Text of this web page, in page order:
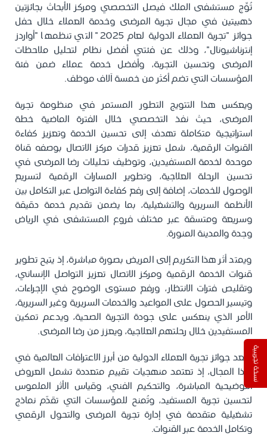
تُوِّج مستشفى الملك فيصل التخصصي ومركز الأبحاث بجائزتين
ذهبيتين في مجال تجربة المرضى وخدمة العملاء خلال حفل
جوائز "تجربة العملاء الدولية لعام 2025" التي تنظمها "أواردز
إنترناشيونال"، وذلك عن فئتي أفضل نظام لتحليل ملاحظات
المرضى وتحسين التجربة، وأفضل خدمة عملاء ضمن فئة
المؤسسات التي تضم أكثر من خمسة آلاف موظف.
ويعكس هذا التتويج التطور المستمر في منظومة تجربة
المرضى، حيث نفذ التخصصي خلال الفترة الماضية خطة
استراتيجية متكاملة تهدف إلى تحسين الخدمة وتعزيز كفاءة
القنوات الرقمية، شمل تعزيز قدرات مركز الاتصال بوصفه قناة
موحدة لخدمة المستفيدين، وتوظيف تحليلات رضا المرضى في
تحسين الرحلة العلاجية، وتطوير المسارات الرقمية لتسريع
الوصول للخدمات، إضافة إلى رفع كفاءة التواصل عبر التكامل بين
الأنظمة السريرية والتشغيلية، بما يضمن تقديم خدمة دقيقة
وسريعة ومتسقة عبر مختلف فروع المستشفى في الرياض
وجدة والمدينة المنورة.
ويمتد أثر هذا التكريم إلى المريض بصورة مباشرة، إذ يتيح تطوير
قنوات الخدمة الرقمية ومركز الاتصال تعزيز التواصل الإنساني،
وتقليص فترات الانتظار، ورفع مستوى الوضوح في الإجراءات،
وتيسير الحصول على المواعيد والخدمات السريرية وغير السريرية،
الأمر الذي ينعكس على جودة التجربة الصحية، ويدعم تمكين
المستفيدين خلال رحلتهم العلاجية، ويعزز من رضا المرضى.
وتُعد جوائز تجربة العملاء الدولية من أبرز الاعترافات العالمية في
هذا المجال، إذ تعتمد منهجيات تقييم متعددة تشمل العروض
التوضيحية المباشرة، والتحكيم الفني، وقياس الأثر الملموس
لتحسين تجربة المستفيد، وتُمنح للمؤسسات التي تقدّم نماذج
تشغيلية متقدمة في إدارة تجربة المرضى والتحول الرقمي
وتكامل الخدمة عبر القنوات.
نسخة تجريبية